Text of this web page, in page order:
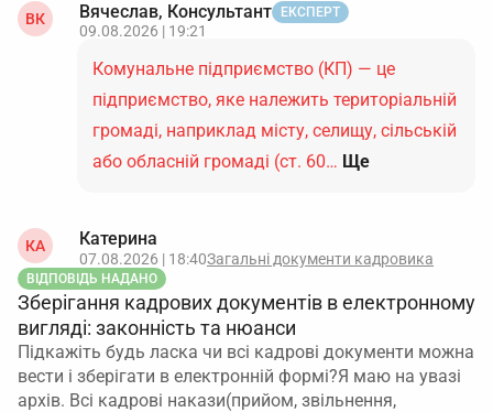
ВК Вячеслав, Консультант ЕКСПЕРТ
09.08.2026 | 19:21
Комунальне підприємство (КП) — це
підприємство, яке належить територіальній
громаді, наприклад місту, селищу, сільській
або обласній громаді (ст. 60… Ще
КА Катерина
07.08.2026 | 18:40Загальні документи кадровика
ВІДПОВІДЬ НАДАНО
Зберігання кадрових документів в електронному
вигляді: законність та нюанси
Підкажіть будь ласка чи всі кадрові документи можна
вести і зберігати в електронній формі?Я маю на увазі
архів. Всі кадрові накази(прийом, звільнення,